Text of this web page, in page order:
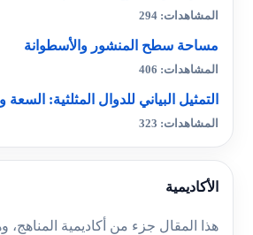
المشاهدات: 294
مساحة سطح المنشور والأسطوانة
المشاهدات: 406
التمثيل البياني للدوال المثلثية: السعة
المشاهدات: 323
الأكاديمية
هذا المقال جزء من أكاديمية